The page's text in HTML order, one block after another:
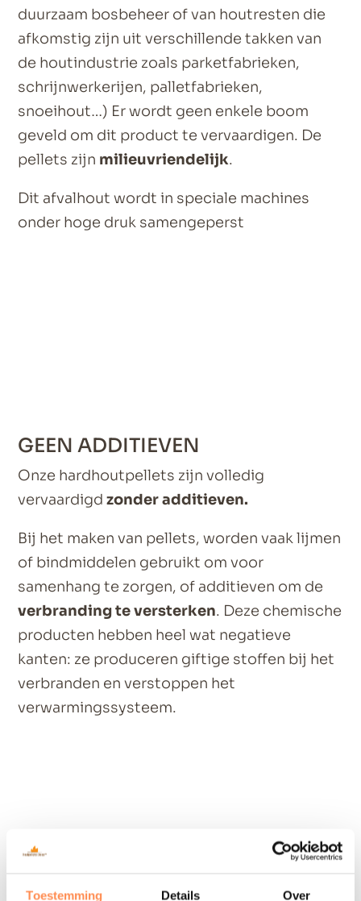
Toestemming Details Over
duurzaam bosbeheer of van houtresten die
afkomstig zijn uit verschillende takken van
de houtindustrie zoals parketfabrieken,
schrijnwerkerijen, palletfabrieken,
snoeihout…) Er wordt geen enkele boom
geveld om dit product te vervaardigen. De
pellets zijn milieuvriendelijk.
Dit afvalhout wordt in speciale machines
onder hoge druk samengeperst
GEEN ADDITIEVEN
Onze hardhoutpellets zijn volledig
vervaardigdzonder additieven.
Bij het maken van pellets, worden vaak lijmen
of bindmiddelen gebruikt om voor
samenhang te zorgen, of additieven om de
verbranding te versterken. Deze chemische
producten hebben heel wat negatieve
kanten: ze produceren giftige stoffen bij het
verbranden en verstoppen het
verwarmingssysteem.